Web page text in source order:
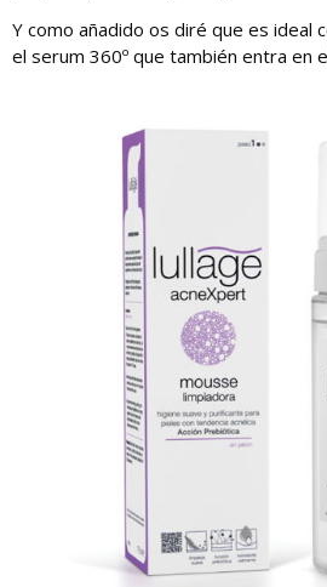
Y como añadido os diré que es ideal
el serum 360º que también entra en